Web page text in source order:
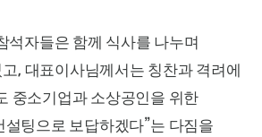
석자들은 함께 식사를 나누며
, 대표이사님께서는 칭찬과 격려에
중소기업과 소상공인을 위한
설팅으로 보답하겠다”는 다짐을